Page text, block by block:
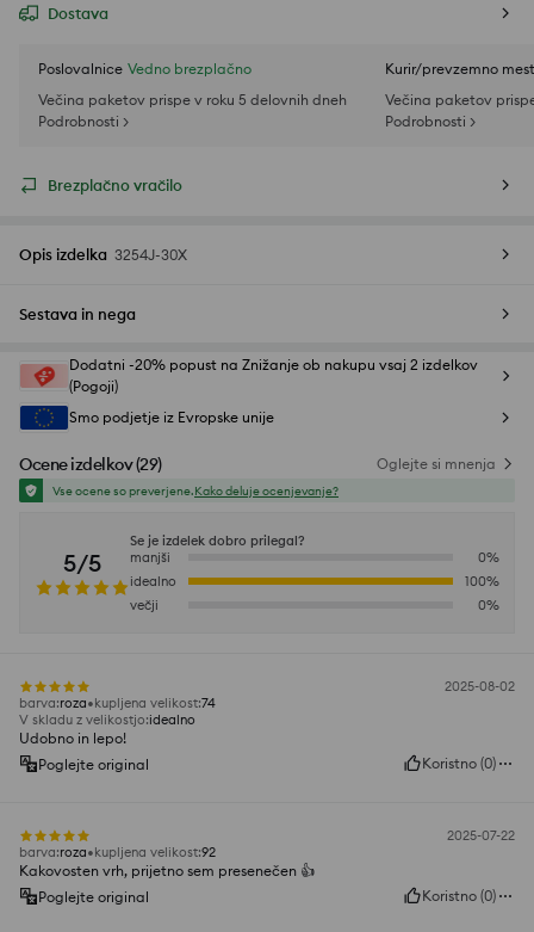
Dostava
Poslovalnice Vedno brezplačno
Večina paketov prispe v roku 5 delovnih dneh
Podrobnosti >
Kurir/prevzemno
Večina paketov
Podrobnosti >
Brezplačno vračilo
Opis izdelka 3254J-30X
Sestava in nega
Dodatni -20% popust na Znižanje ob nakupu vsaj 2 izdelkov
(Pogoji)
Smo podjetje iz Evropske unije
Ocene izdelkov(29) Oglejte si mnenja
Vse ocene so preverjene.Kako deluje ocenjevanje?
5/5
Se je izdelek dobro prilegal?
manjši
0%
idealno
100%
večji
0%
2025-08-02
barva:roza kupljena velikost:74
V skladu z velikostjo:idealno
Udobno in lepo!
Poglejte original
Koristno (0)
2025-07-22
barva:roza kupljena velikost:92
Kakovosten vrh, prijetno sem presenečen 👍️
Poglejte original
Koristno (0)